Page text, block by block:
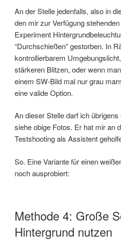
An der Stelle jedenfalls, also in
den mir zur Verfügung
Experiment
“Durchschießen” gestorben. In
kontrollierbarem
stärkeren Blitzen, oder wenn
einem SW-Bild mal nur grau
eine valide Option.
An dieser Stelle darf ich
siehe obige Fotos. Er hat mir an
Testshooting als Assistent
So. Eine Variante für einen
noch ausprobiert:
Methode 4: Große
Hintergrund nutzen